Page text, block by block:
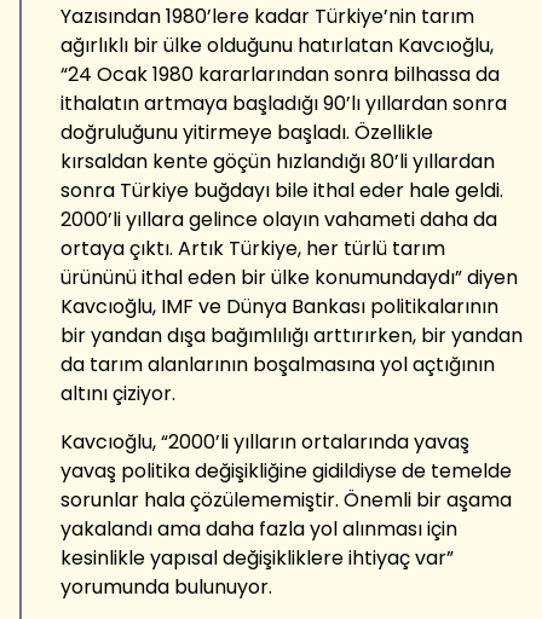
Yazısından 1980’lere kadar Türkiye’nin tarım
ağırlıklı bir ülke olduğunu hatırlatan Kavcıoğlu,
“24 Ocak 1980 kararlarından sonra bilhassa da
ithalatın artmaya başladığı 90’lı yıllardan sonra
doğruluğunu yitirmeye başladı. Özellikle
kırsaldan kente göçün hızlandığı 80’li yıllardan
sonra Türkiye buğdayı bile ithal eder hale geldi.
2000’li yıllara gelince olayın vahameti daha da
ortaya çıktı. Artık Türkiye, her türlü tarım
ürününü ithal eden bir ülke konumundaydı” diyen
Kavcıoğlu, IMF ve Dünya Bankası politikalarının
bir yandan dışa bağımlılığı arttırırken, bir yandan
da tarım alanlarının boşalmasına yol açtığının
altını çiziyor.
Kavcıoğlu, “2000’li yılların ortalarında yavaş
yavaş politika değişikliğine gidildiyse de temelde
sorunlar hala çözülememiştir. Önemli bir aşama
yakalandı ama daha fazla yol alınması için
kesinlikle yapısal değişikliklere ihtiyaç var”
yorumunda bulunuyor.